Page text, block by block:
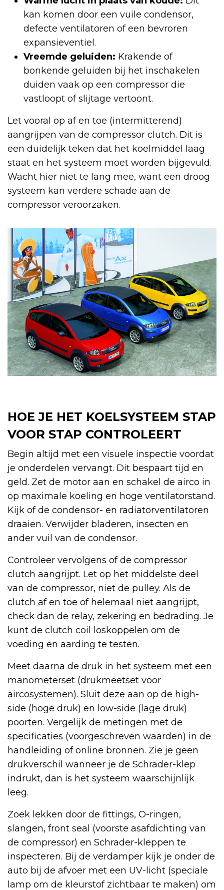
kan komen door een vuile condensor,
defecte ventilatoren of een bevroren
expansieventiel.
Vreemde geluiden: Krakende of
bonkende geluiden bij het inschakelen
duiden vaak op een compressor die
vastloopt of slijtage vertoont.
Let vooral op af en toe (intermitterend)
aangrijpen van de compressor clutch. Dit is
een duidelijk teken dat het koelmiddel laag
staat en het systeem moet worden bijgevuld.
Wacht hier niet te lang mee, want een droog
systeem kan verdere schade aan de
compressor veroorzaken.
HOE JE HET KOELSYSTEEM STAP
VOOR STAP CONTROLEERT
Begin altijd met een visuele inspectie voordat
je onderdelen vervangt. Dit bespaart tijd en
geld. Zet de motor aan en schakel de airco in
op maximale koeling en hoge ventilatorstand.
Kijk of de condensor- en radiatorventilatoren
draaien. Verwijder bladeren, insecten en
ander vuil van de condensor.
Controleer vervolgens of de compressor
clutch aangrijpt. Let op het middelste deel
van de compressor, niet de pulley. Als de
clutch af en toe of helemaal niet aangrijpt,
check dan de relay, zekering en bedrading. Je
kunt de clutch coil loskoppelen om de
voeding en aarding te testen.
Meet daarna de druk in het systeem met een
manometerset (drukmeetset voor
aircosystemen). Sluit deze aan op de high-
side (hoge druk) en low-side (lage druk)
poorten. Vergelijk de metingen met de
specificaties (voorgeschreven waarden) in de
handleiding of online bronnen. Zie je geen
drukverschil wanneer je de Schrader-klep
indrukt, dan is het systeem waarschijnlijk
leeg.
Zoek lekken door de fittings, O-ringen,
slangen, front seal (voorste asafdichting van
de compressor) en Schrader-kleppen te
inspecteren. Bij de verdamper kijk je onder de
auto bij de afvoer met een UV-licht (speciale
lamp om de kleurstof zichtbaar te maken) om